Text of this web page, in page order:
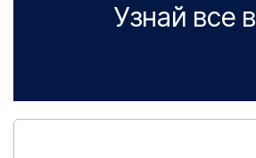
Узнай все в